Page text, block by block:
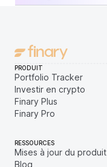
PRODUIT
Portfolio Tracker
Investir en crypto
Finary Plus
Finary Pro
RESSOURCES
Mises à jour du produit
Blog